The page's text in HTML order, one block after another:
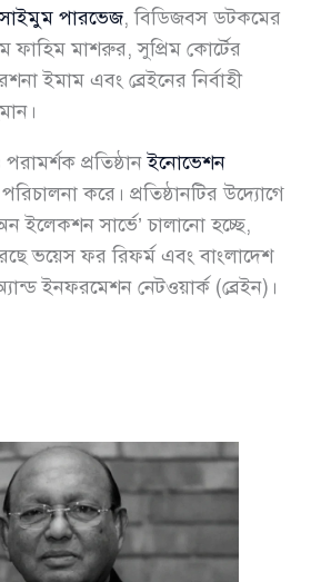
পারভেজ, বিডিজবস ডটকমের
ফাহিম মাশরুর, সুপ্রিম কোর্টের
ইমাম এবং ব্রেইনের নির্বাহী
প্রতিষ্ঠানইনোভেশন
করে। প্রতিষ্ঠানটির উদ্যোগে
ইলেকশন সার্ভে’ চালানো হচ্ছে,
ভয়েস ফর রিফর্ম এবং বাংলাদেশ
ইনফরমেশন নেটওয়ার্ক (ব্রেইন)।